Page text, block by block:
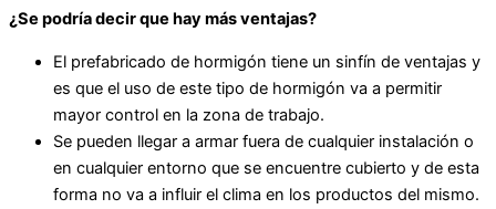
¿Se podría decir que hay más ventajas?
El prefabricado de hormigón tiene un sinfín de ventajas y
es que el uso de este tipo de hormigón va a permitir
mayor control en la zona de trabajo.
Se pueden llegar a armar fuera de cualquier instalación o
en cualquier entorno que se encuentre cubierto y de esta
forma no va a influir el clima en los productos del mismo.